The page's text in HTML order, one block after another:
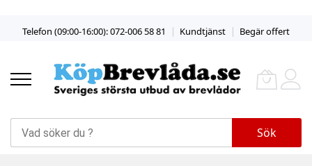
Telefon (09:00-16:00): 072-006 58 81 Kundtjänst Begär offert
Sök